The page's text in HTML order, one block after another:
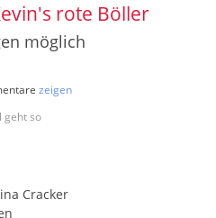
rote Böller
möglich
geht so
zeigen
Cracker